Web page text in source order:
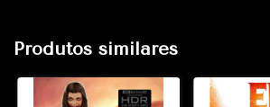
Produtos similares